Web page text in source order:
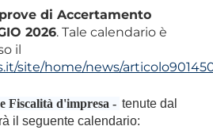
di Accertamento
2026. Tale calendario è
il
site/home/news/
Fiscalità d'impresa - tenute dal
il seguente calendario: